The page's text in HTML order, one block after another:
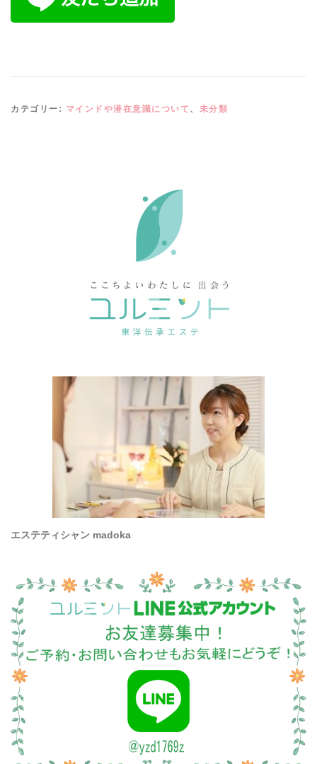
カテゴリー: マインドや潜在意識について 、 未分類
エステティシャン madoka